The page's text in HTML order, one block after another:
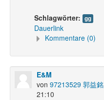
Schlagwörter: gg
Dauerlink
Kommentare (0)
E&M
von 97213529 郭益銘
21:10